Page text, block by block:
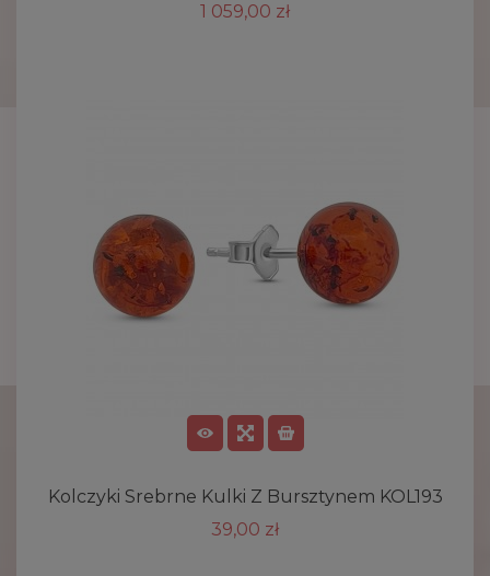
1 059,00 zł
Kolczyki Srebrne Kulki Z Bursztynem KOL193
39,00 zł